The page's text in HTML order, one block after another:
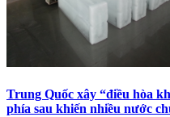
Trung Quốc xây “điều hòa
phía sau khiến nhiều nước